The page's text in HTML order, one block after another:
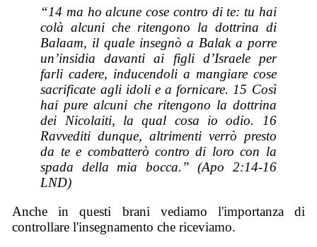
“14 ma ho alcune cose contro di te: tu hai
colà alcuni che ritengono la dottrina di
Balaam, il quale insegnò a Balak a porre
un’insidia davanti ai figli d’Israele per
farli cadere, inducendoli a mangiare cose
sacrificate agli idoli e a fornicare. 15 Così
hai pure alcuni che ritengono la dottrina
dei Nicolaiti, la qual cosa io odio. 16
Ravvediti dunque, altrimenti verrò presto
da te e combatterò contro di loro con la
spada della mia bocca.” (Apo 2:14-16
LND)
Anche in questi brani vediamo l'importanza di
controllare l'insegnamento che riceviamo.